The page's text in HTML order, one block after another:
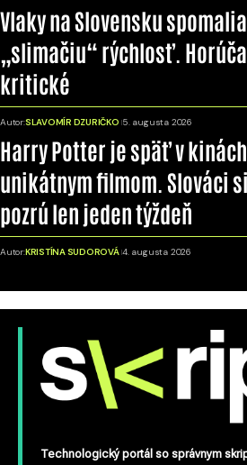
Vlaky na Slovensku
„slimačiu“ rýchlosť.
kritické
Autor:SLAVOMÍR DZURIČKO 5. augusta 2026
Harry Potter je späť v
unikátnym filmom. Slováci
pozrú len jeden týždeň
Autor:KRISTÍNA SUDOROVÁ 4. augusta 2026
Technologický portál so správnym